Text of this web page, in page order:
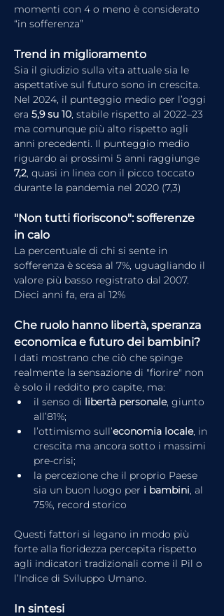
momenti con 4 o meno è considerato
“in sofferenza”
Trend in miglioramento
Sia il giudizio sulla vita attuale sia le
aspettative sul futuro sono in crescita.
Nel 2024, il punteggio medio per l’oggi
era 5,9 su 10, stabile rispetto al 2022–23
ma comunque più alto rispetto agli
anni precedenti. Il punteggio medio
riguardo ai prossimi 5 anni raggiunge
7,2, quasi in linea con il picco toccato
durante la pandemia nel 2020 (7,3)
"Non tutti fioriscono": sofferenze
in calo
La percentuale di chi si sente in
sofferenza è scesa al 7%, uguagliando il
valore più basso registrato dal 2007.
Dieci anni fa, era al 12%
Che ruolo hanno libertà, speranza
economica e futuro dei bambini?
I dati mostrano che ciò che spinge
realmente la sensazione di "fiorire" non
è solo il reddito pro capite, ma:
il senso di libertà personale, giunto
all’81%;
l’ottimismo sull’economia locale, in
crescita ma ancora sotto i massimi
pre-crisi;
la percezione che il proprio Paese
sia un buon luogo per i bambini, al
75%, record storico
Questi fattori si legano in modo più
forte alla fioridezza percepita rispetto
agli indicatori tradizionali come il Pil o
l’Indice di Sviluppo Umano.
In sintesi